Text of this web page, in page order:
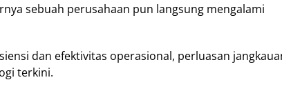
sebuah perusahaan pun langsung mengalami
dan efektivitas operasional, perluasan
terkini.